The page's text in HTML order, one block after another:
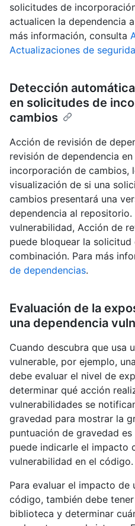
solicitudes de
actualicen la dependencia
más información, consulta
Actualizaciones de
Detección
en solicitudes de
cambios
Acción de revisión de
revisión de dependencia
incorporación de cambios,
visualización de si una
cambios presentará una
dependencia al
vulnerabilidad, Acción de
puede bloquear la
combinación. Para más
de dependencias.
Evaluación de la
una dependencia
Cuando descubra que usa
vulnerable, por ejemplo,
debe evaluar el nivel de
determinar qué acción
vulnerabilidades se
gravedad para mostrar la
puntuación de gravedad
puede indicarle el impacto
vulnerabilidad en el código.
Para evaluar el impacto de
código, también debe
biblioteca y determinar